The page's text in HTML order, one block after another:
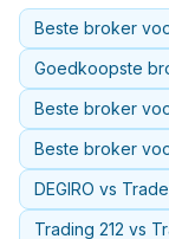
Beste broker
Goedkoopste
Beste broker
Beste broker
DEGIRO vs
Trading 212 vs